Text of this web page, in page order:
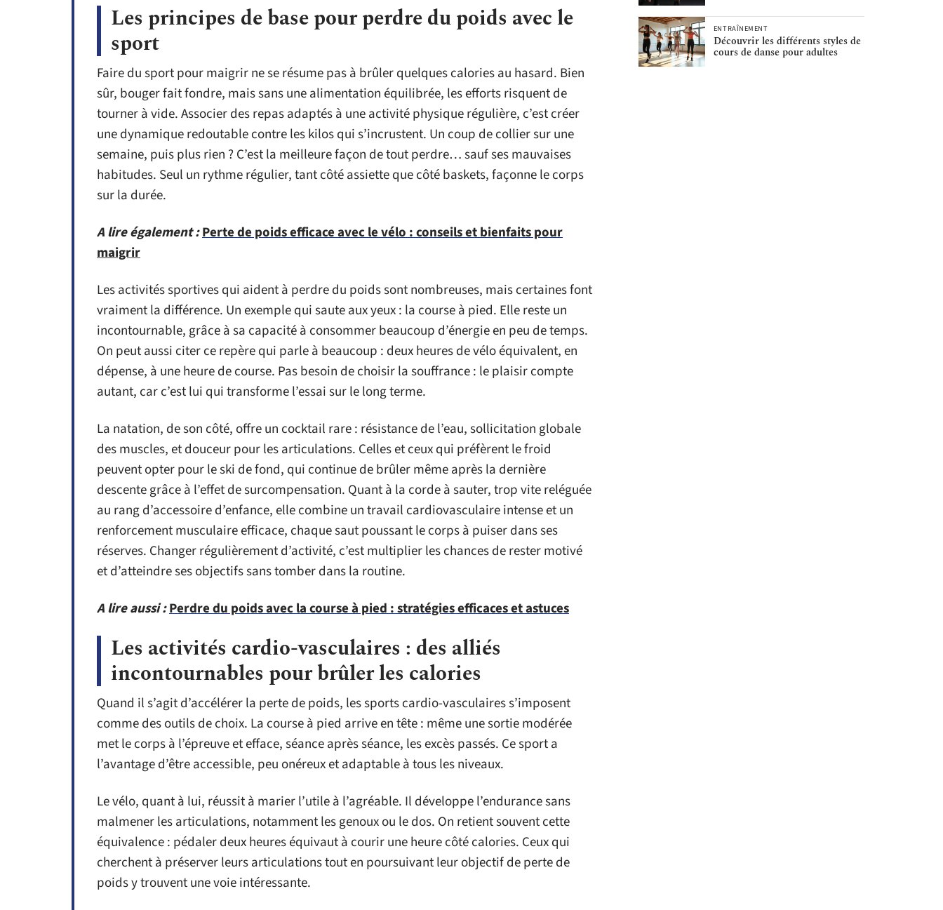
Les principes de base pour perdre du poids avec le
sport
Faire du sport pour maigrir ne se résume pas à brûler quelques calories au hasard. Bien
sûr, bouger fait fondre, mais sans une alimentation équilibrée, les efforts risquent de
tourner à vide. Associer des repas adaptés à une activité physique régulière, c’est créer
une dynamique redoutable contre les kilos qui s’incrustent. Un coup de collier sur une
semaine, puis plus rien ? C’est la meilleure façon de tout perdre… sauf ses mauvaises
habitudes. Seul un rythme régulier, tant côté assiette que côté baskets, façonne le corps
sur la durée.
A lire également :Perte de poids efficace avec le vélo : conseils et bienfaits pour
maigrir
Les activités sportives qui aident à perdre du poids sont nombreuses, mais certaines font
vraiment la différence. Un exemple qui saute aux yeux : la course à pied. Elle reste un
incontournable, grâce à sa capacité à consommer beaucoup d’énergie en peu de temps.
On peut aussi citer ce repère qui parle à beaucoup : deux heures de vélo équivalent, en
dépense, à une heure de course. Pas besoin de choisir la souffrance : le plaisir compte
autant, car c’est lui qui transforme l’essai sur le long terme.
La natation, de son côté, offre un cocktail rare : résistance de l’eau, sollicitation globale
des muscles, et douceur pour les articulations. Celles et ceux qui préfèrent le froid
peuvent opter pour le ski de fond, qui continue de brûler même après la dernière
descente grâce à l’effet de surcompensation. Quant à la corde à sauter, trop vite reléguée
au rang d’accessoire d’enfance, elle combine un travail cardiovasculaire intense et un
renforcement musculaire efficace, chaque saut poussant le corps à puiser dans ses
réserves. Changer régulièrement d’activité, c’est multiplier les chances de rester motivé
et d’atteindre ses objectifs sans tomber dans la routine.
A lire aussi :Perdre du poids avec la course à pied : stratégies efficaces et astuces
Les activités cardio-vasculaires : des alliés
incontournables pour brûler les calories
Quand il s’agit d’accélérer la perte de poids, les sports cardio-vasculaires s’imposent
comme des outils de choix. La course à pied arrive en tête : même une sortie modérée
met le corps à l’épreuve et efface, séance après séance, les excès passés. Ce sport a
l’avantage d’être accessible, peu onéreux et adaptable à tous les niveaux.
Le vélo, quant à lui, réussit à marier l’utile à l’agréable. Il développe l’endurance sans
malmener les articulations, notamment les genoux ou le dos. On retient souvent cette
équivalence : pédaler deux heures équivaut à courir une heure côté calories. Ceux qui
cherchent à préserver leurs articulations tout en poursuivant leur objectif de perte de
poids y trouvent une voie intéressante.
ENTRAÎNEMENT
Découvrir les différents styles de
cours de danse pour adultes